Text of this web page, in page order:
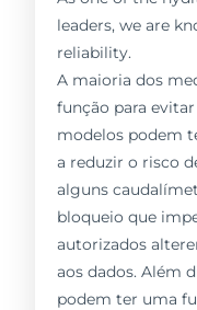
leaders, we are
reliability.
A maioria dos
função para
modelos podem
a reduzir o risco
alguns
bloqueio que
autorizados
aos dados. Além
podem ter uma